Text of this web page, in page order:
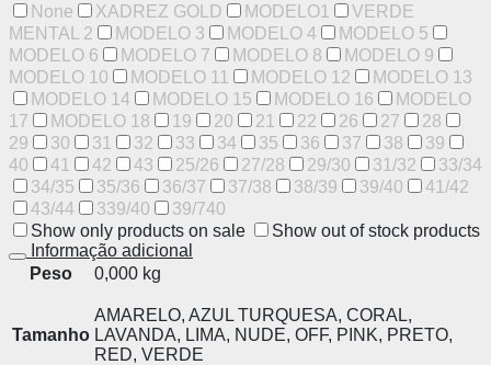
None
XADREZ GOLD MODELO1
VERDE
MENTAL 2
MODELO 3 MODELO 4
MODELO 5
MODELO 6
MODELO 7 MODELO 8
MODELO 9
MODELO 10
MODELO 11 MODELO 12
MODELO 13
MODELO 14
MODELO 15 MODELO 16
MODELO
17
MODELO 18 19 20 21 22 26 27
28
29
30 31 32 33 34 35 36 37 38
39
40
41 42 43 25/26 27/28 29/30 31/32
33/34
34/35
35/36 36/37 37/38 38/39 39/40
41/42
43/44
339/40
39/740
Show only products on sale
Show out of stock products
Informação adicional
Peso
0,000 kg
Tamanho
AMARELO, AZUL TURQUESA, CORAL,
LAVANDA, LIMA, NUDE, OFF, PINK, PRETO,
RED, VERDE